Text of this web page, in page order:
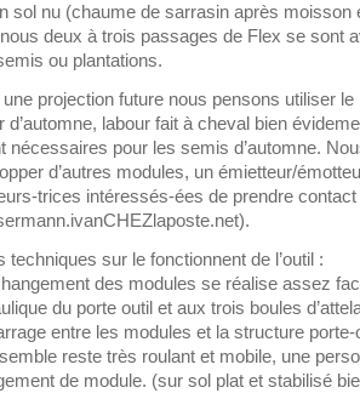
sol nu (chaume de sarrasin après moisson
deux à trois passages de Flex se sont
ou plantations.
projection future nous pensons utiliser le
d’automne, labour fait à cheval bien
nécessaires pour les semis d’automne.
d’autres modules, un émietteur/
trices intéressés-ées de prendre
techniques sur le fonctionnent de l’outil :
des modules se réalise assez
du porte outil et aux trois boules
entre les modules et la structure porte-
reste très roulant et mobile, une
de module. (sur sol plat et stabilisé